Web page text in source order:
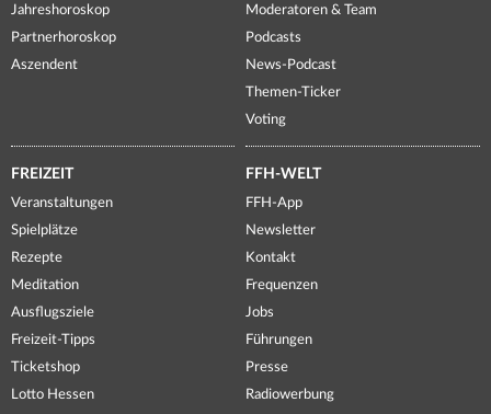
Jahreshoroskop
Partnerhoroskop
Aszendent
Moderatoren & Team
Podcasts
News-Podcast
Themen-Ticker
Voting
FREIZEIT
Veranstaltungen
Spielplätze
Rezepte
Meditation
Ausflugsziele
Freizeit-Tipps
Ticketshop
Lotto Hessen
FFH-WELT
FFH-App
Newsletter
Kontakt
Frequenzen
Jobs
Führungen
Presse
Radiowerbung